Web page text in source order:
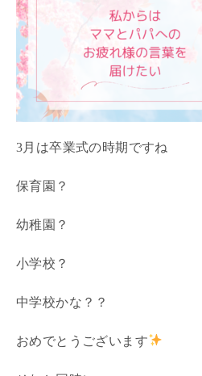
3月は卒業式の時期ですね
保育園？
幼稚園？
小学校？
中学校かな？？
おめでとうございます